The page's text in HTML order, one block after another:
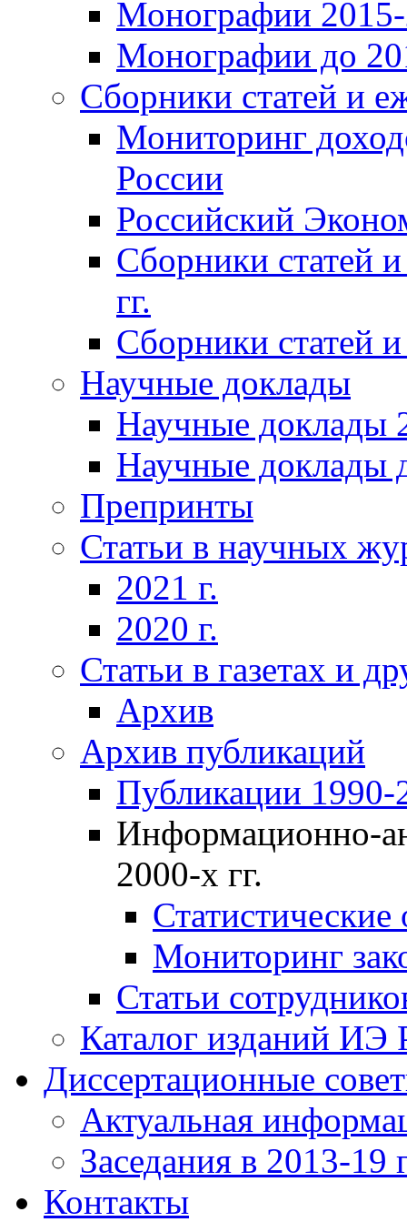
Монографии 2015-
Монографии до
Сборники статей и
Мониторинг
России
Российский
Сборники статей
гг.
Сборники статей
Научные доклады
Научные доклады
Научные доклады
Препринты
Статьи в научных
2021 г.
2020 г.
Статьи в газетах и
Архив
Архив публикаций
Публикации 1990-
Информационно-
2000-х гг.
Мониторинг
Статьи
Каталог изданий ИЭ
Диссертационные
Актуальная
Заседания в 2013-19
Контакты